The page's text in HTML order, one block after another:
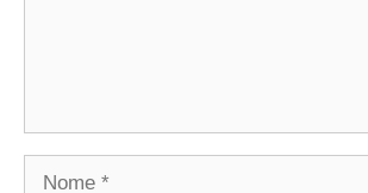
Nome